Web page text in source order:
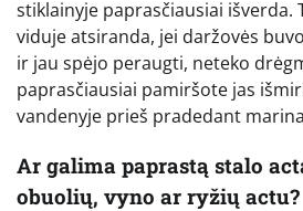
stiklainyje paprasčiausiai išverda.
viduje atsiranda, jei daržovės
ir jau spėjo peraugti, neteko
paprasčiausiai pamiršote jas
vandenyje prieš pradedant
Ar galima paprastą stalo
obuolių, vyno ar ryžių actu?